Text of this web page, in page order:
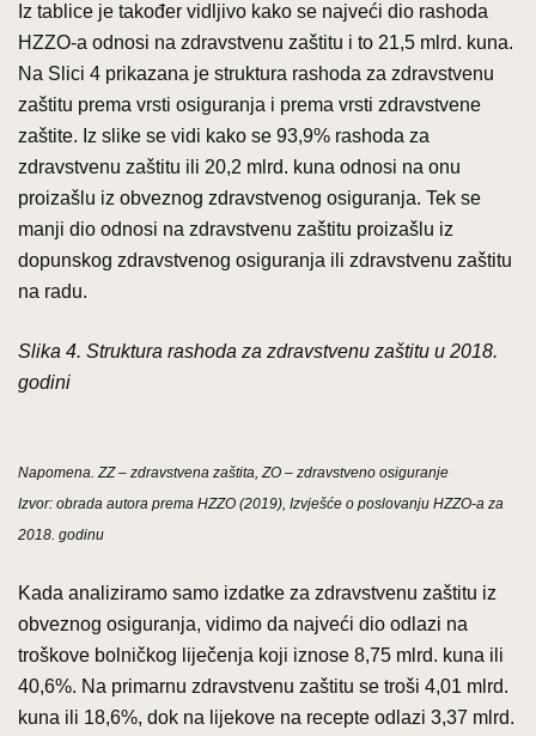
Iz tablice je također vidljivo kako se najveći dio rashoda
HZZO-a odnosi na zdravstvenu zaštitu i to 21,5 mlrd. kuna.
Na Slici 4 prikazana je struktura rashoda za zdravstvenu
zaštitu prema vrsti osiguranja i prema vrsti zdravstvene
zaštite. Iz slike se vidi kako se 93,9% rashoda za
zdravstvenu zaštitu ili 20,2 mlrd. kuna odnosi na onu
proizašlu iz obveznog zdravstvenog osiguranja. Tek se
manji dio odnosi na zdravstvenu zaštitu proizašlu iz
dopunskog zdravstvenog osiguranja ili zdravstvenu zaštitu
na radu.
Slika 4. Struktura rashoda za zdravstvenu zaštitu u 2018.
godini
Napomena. ZZ – zdravstvena zaštita, ZO – zdravstveno osiguranje
Izvor: obrada autora prema HZZO (2019), Izvješće o poslovanju HZZO-a za
2018. godinu
Kada analiziramo samo izdatke za zdravstvenu zaštitu iz
obveznog osiguranja, vidimo da najveći dio odlazi na
troškove bolničkog liječenja koji iznose 8,75 mlrd. kuna ili
40,6%. Na primarnu zdravstvenu zaštitu se troši 4,01 mlrd.
kuna ili 18,6%, dok na lijekove na recepte odlazi 3,37 mlrd.